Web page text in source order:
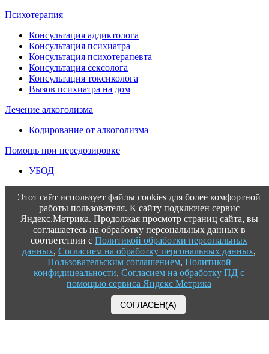
Психотерапия
Консультация аддиктолога
Консультация психиатра
Консультация психотерапевта
Консультация сексолога
Консультация токсиколога
Вызов психиатра на дом
Лечение алкоголизма
Кодирование от алкоголизма
Помощь при передозировке
УБОД
Этот сайт использует файлы cookies для более комфортной
работы пользователя. К сайту подключен сервис
Яндекс.Метрика. Продолжая просмотр страниц сайта, вы
соглашаетесь на обработку персональных данных в
соответствии с Политикой обработки персональных
данных, Согласием на обработку персональных данных,
Пользовательским соглашением, Политикой
конфидицеальности, Согласием на обработку ПД с
помощью сервиса Яндекс Метрика
СОГЛАСЕН(А)